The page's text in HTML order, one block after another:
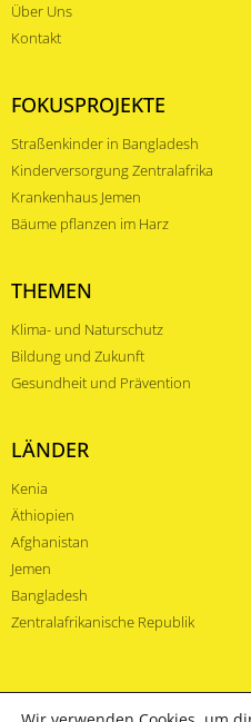
Über Uns
Kontakt
FOKUSPROJEKTE
Straßenkinder in Bangladesh
Kinderversorgung Zentralafrika
Krankenhaus Jemen
Bäume pflanzen im Harz
THEMEN
Klima- und Naturschutz
Bildung und Zukunft
Gesundheit und Prävention
LÄNDER
Kenia
Äthiopien
Afghanistan
Jemen
Bangladesh
Zentralafrikanische Republik